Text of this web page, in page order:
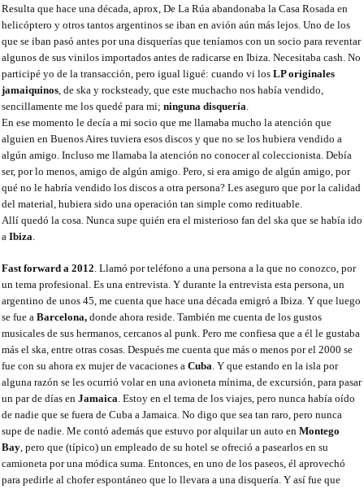
Resulta que hace una década, aprox, De La Rúa abandonaba la Casa Rosada en
helicóptero y otros tantos argentinos se iban en avión aún más lejos. Uno de los
que se iban pasó antes por una disquerías que teníamos con un socio para reventar
algunos de sus vinilos importados antes de radicarse en Ibiza. Necesitaba cash. No
participé yo de la transacción, pero igual ligué: cuando vi los LP originales
jamaiquinos, de ska y rocksteady, que este muchacho nos había vendido,
sencillamente me los quedé para mi; ninguna disquería.
En ese momento le decía a mi socio que me llamaba mucho la atención que
alguien en Buenos Aires tuviera esos discos y que no se los hubiera vendido a
algún amigo. Incluso me llamaba la atención no conocer al coleccionista. Debía
ser, por lo menos, amigo de algún amigo. Pero, si era amigo de algún amigo, por
qué no le habría vendido los discos a otra persona? Les aseguro que por la calidad
del material, hubiera sido una operación tan simple como redituable.
Allí quedó la cosa. Nunca supe quién era el misterioso fan del ska que se había ido
a Ibiza.
Fast forward a 2012. Llamó por teléfono a una persona a la que no conozco, por
un tema profesional. Es una entrevista. Y durante la entrevista esta persona, un
argentino de unos 45, me cuenta que hace una década emigró a Ibiza. Y que luego
se fue a Barcelona, donde ahora reside. También me cuenta de los gustos
musicales de sus hermanos, cercanos al punk. Pero me confiesa que a él le gustaba
más el ska, entre otras cosas. Después me cuenta que más o menos por el 2000 se
fue con su ahora ex mujer de vacaciones a Cuba. Y que estando en la isla por
alguna razón se les ocurrió volar en una avioneta mínima, de excursión, para pasar
un par de días en Jamaica. Estoy en el tema de los viajes, pero nunca había oído
de nadie que se fuera de Cuba a Jamaica. No digo que sea tan raro, pero nunca
supe de nadie. Me contó además que estuvo por alquilar un auto en Montego
Bay, pero que (típico) un empleado de su hotel se ofreció a pasearlos en su
camioneta por una módica suma. Entonces, en uno de los paseos, él aprovechó
para pedirle al chofer espontáneo que lo llevara a una disquería. Y así fue que